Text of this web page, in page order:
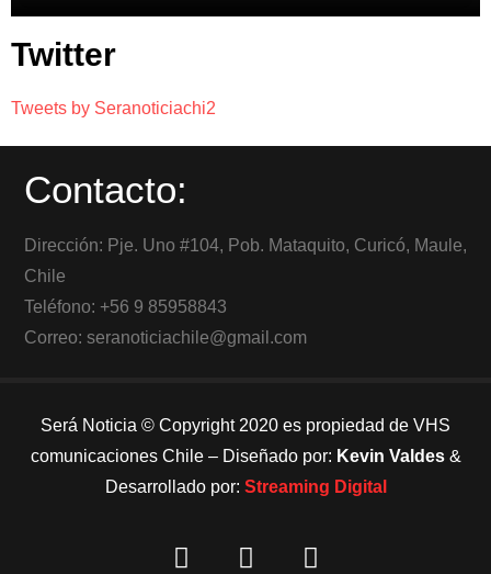
Twitter
Tweets by Seranoticiachi2
Contacto:
Dirección: Pje. Uno #104, Pob. Mataquito, Curicó, Maule,
Chile
Teléfono: +56 9 85958843
Correo: seranoticiachile@gmail.com
Será Noticia © Copyright 2020 es propiedad de VHS
comunicaciones Chile – Diseñado por: Kevin Valdes&
Desarrollado por: Streaming Digital